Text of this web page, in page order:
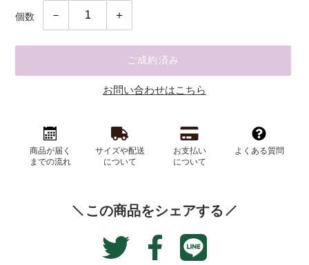
個数
ご成約済み
お問い合わせはこちら
商品が届く
までの流れ
サイズや配送
について
お支払い
について
よくある質問
この商品をシェアする
TwitterFacebookTranslation
missing: